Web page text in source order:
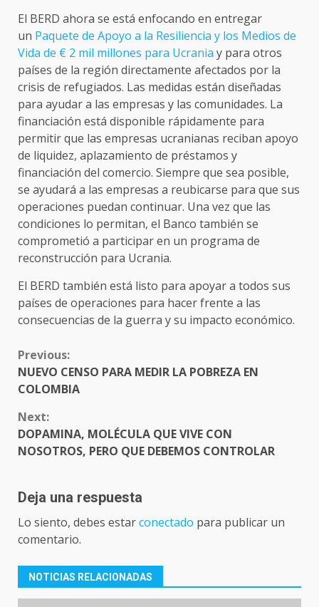
El BERD ahora se está enfocando en entregar
un Paquete de Apoyo a la Resiliencia y los Medios de
Vida de € 2 mil millones para Ucrania y para otros
países de la región directamente afectados por la
crisis de refugiados. Las medidas están diseñadas
para ayudar a las empresas y las comunidades. La
financiación está disponible rápidamente para
permitir que las empresas ucranianas reciban apoyo
de liquidez, aplazamiento de préstamos y
financiación del comercio. Siempre que sea posible,
se ayudará a las empresas a reubicarse para que sus
operaciones puedan continuar. Una vez que las
condiciones lo permitan, el Banco también se
comprometió a participar en un programa de
reconstrucción para Ucrania.
El BERD también está listo para apoyar a todos sus
países de operaciones para hacer frente a las
consecuencias de la guerra y su impacto económico.
CONTINUE
READING
Previous:
NUEVO CENSO PARA MEDIR LA POBREZA EN
COLOMBIA
Next:
DOPAMINA, MOLÉCULA QUE VIVE CON
NOSOTROS, PERO QUE DEBEMOS CONTROLAR
Deja una respuesta
Lo siento, debes estarconectado para publicar un
comentario.
NOTICIAS RELACIONADAS